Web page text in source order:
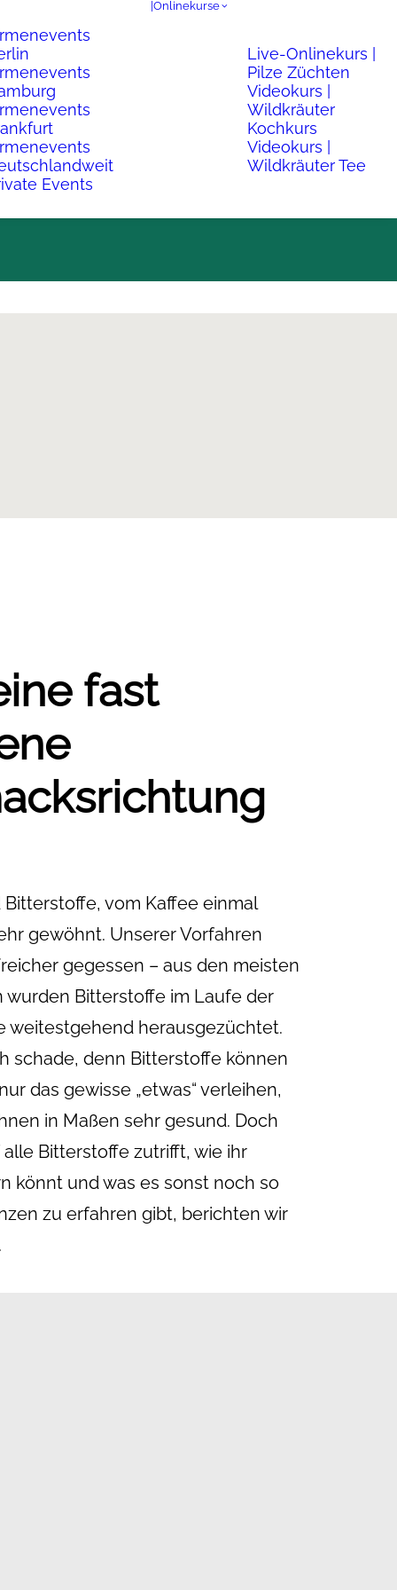
Events
|Onlinekurse
Live-Onlinekurs |
Pilze Züchten
Videokurs |
Wildkräuter
Kochkurs
Videokurs |
Wildkräuter Tee
fast
vom Kaffee einmal
gewöhnt. Unserer Vorfahren
gegessen – aus den meisten
Bitterstoffe im Laufe der
weitestgehend herausgezüchtet.
schade, denn Bitterstoffe können
das gewisse „etwas“ verleihen,
in Maßen sehr gesund. Doch
Bitterstoffe zutrifft, wie ihr
könnt und was es sonst noch so
zu erfahren gibt, berichten wir